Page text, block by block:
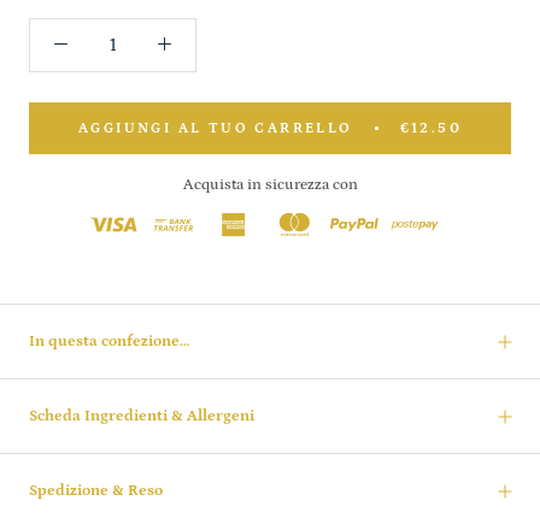
AGGIUNGI AL TUO CARRELLO €12.50
Acquista in sicurezza con
In questa confezione…
Scheda Ingredienti & Allergeni
Spedizione & Reso